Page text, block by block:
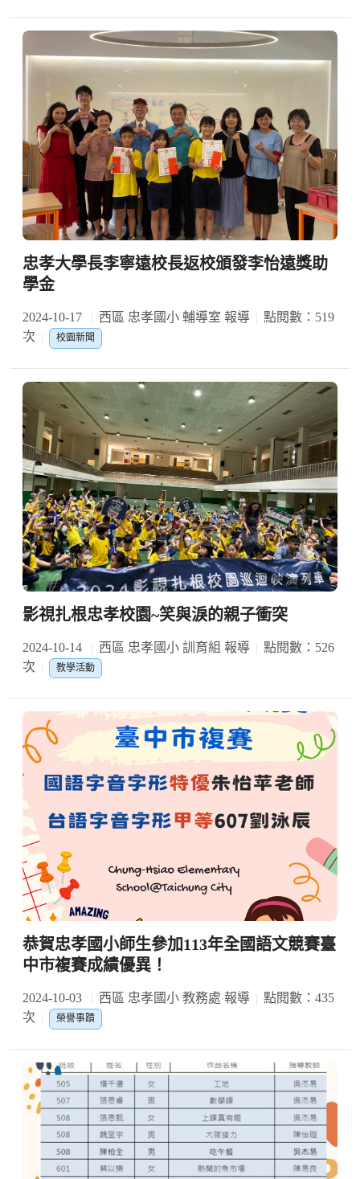
忠孝大學長李寧遠校長返校頒發李怡遠獎助
學金
2024-10-17 西區 忠孝國小 輔導室 報導
點閱數：519
次
校園新聞
影視扎根忠孝校園~笑與淚的親子衝突
2024-10-14 西區 忠孝國小 訓育組 報導
點閱數：526
次
教學活動
恭賀忠孝國小師生參加113年全國語文競賽臺
中市複賽成績優異！
2024-10-03 西區 忠孝國小 教務處 報導
點閱數：435
次
榮譽事蹟